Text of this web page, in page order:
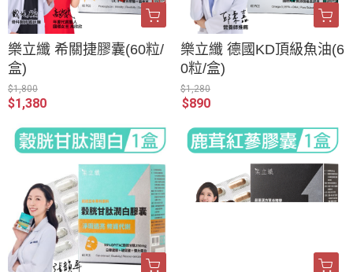
樂立纖 希關捷膠囊(60粒/
盒)
$1,800
$1,380
樂立纖 德國KD頂級魚油(6
0粒/盒)
$1,280
$890